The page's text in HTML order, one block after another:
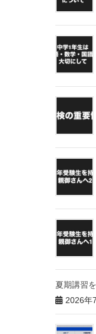
夏期講習
2026年